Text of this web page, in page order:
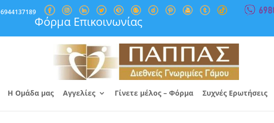
6944137189
Φόρμα Επικοινωνίας
Η Ομάδα μας Αγγελίες Γίνετε μέλος – Φόρμα Συχνές Ερωτήσεις